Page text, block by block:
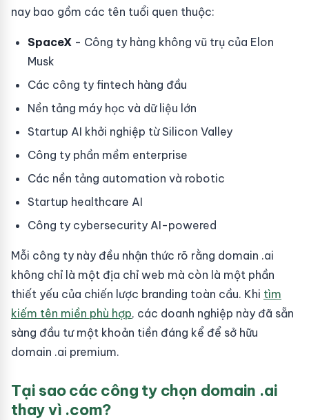
nay bao gồm các tên tuổi quen thuộc:
SpaceX - Công ty hàng không vũ trụ của Elon
Musk
Các công ty fintech hàng đầu
Nền tảng máy học và dữ liệu lớn
Startup AI khởi nghiệp từ Silicon Valley
Công ty phần mềm enterprise
Các nền tảng automation và robotic
Startup healthcare AI
Công ty cybersecurity AI-powered
Mỗi công ty này đều nhận thức rõ rằng domain .ai
không chỉ là một địa chỉ web mà còn là một phần
thiết yếu của chiến lược branding toàn cầu. Khi tìm
kiếm tên miền phù hợp, các doanh nghiệp này đã sẵn
sàng đầu tư một khoản tiền đáng kể để sở hữu
domain .ai premium.
Tại sao các công ty chọn domain .ai
thay vì .com?